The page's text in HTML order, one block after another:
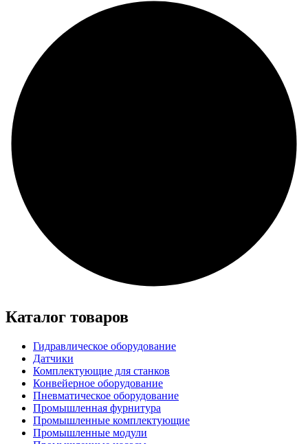
Каталог товаров
Гидравлическое оборудование
Датчики
Комплектующие для станков
Конвейерное оборудование
Пневматическое оборудование
Промышленная фурнитура
Промышленные комплектующие
Промышленные модули